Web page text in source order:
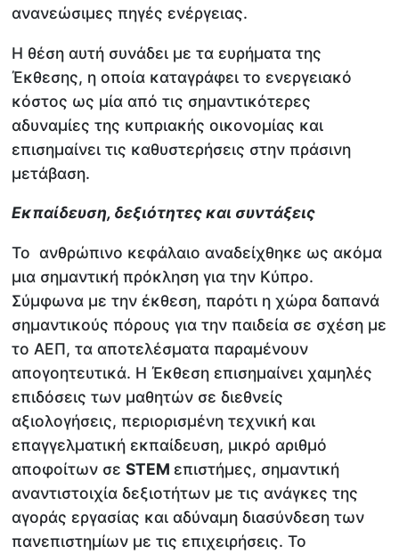
ανανεώσιμες πηγές ενέργειας.
Η θέση αυτή συνάδει με τα ευρήματα της
Έκθεσης, η οποία καταγράφει το ενεργειακό
κόστος ως μία από τις σημαντικότερες
αδυναμίες της κυπριακής οικονομίας και
επισημαίνει τις καθυστερήσεις στην πράσινη
μετάβαση.
Εκπαίδευση, δεξιότητες και συντάξεις
Το ανθρώπινο κεφάλαιο αναδείχθηκε ως ακόμα
μια σημαντική πρόκληση για την Κύπρο.
Σύμφωνα με την έκθεση, παρότι η χώρα δαπανά
σημαντικούς πόρους για την παιδεία σε σχέση με
το ΑΕΠ, τα αποτελέσματα παραμένουν
απογοητευτικά. Η Έκθεση επισημαίνει χαμηλές
επιδόσεις των μαθητών σε διεθνείς
αξιολογήσεις, περιορισμένη τεχνική και
επαγγελματική εκπαίδευση, μικρό αριθμό
αποφοίτων σεSTEMεπιστήμες, σημαντική
αναντιστοιχία δεξιοτήτων με τις ανάγκες της
αγοράς εργασίας και αδύναμη διασύνδεση των
πανεπιστημίων με τις επιχειρήσεις. Το